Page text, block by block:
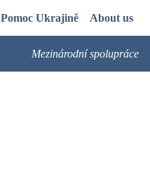
Pomoc Ukrajině About us
Mezinárodní spolupráce